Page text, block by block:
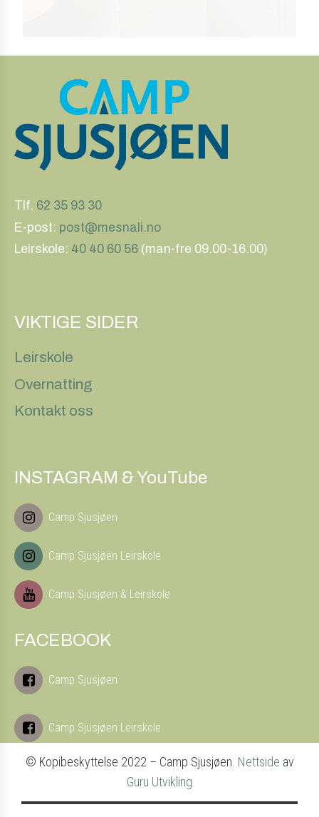
Tlf. 62 35 93 30
E-post: post@mesnali.no
Leirskole: 40 40 60 56 (man-fre 09.00-16.00)
VIKTIGE SIDER
Leirskole
Overnatting
Kontakt oss
INSTAGRAM & YouTube
Camp Sjusjøen
Camp Sjusjøen Leirskole
Camp Sjusjøen & Leirskole
FACEBOOK
Camp Sjusjøen
Camp Sjusjøen Leirskole
© Kopibeskyttelse 2022 – Camp Sjusjøen. Nettside av
Guru Utvikling